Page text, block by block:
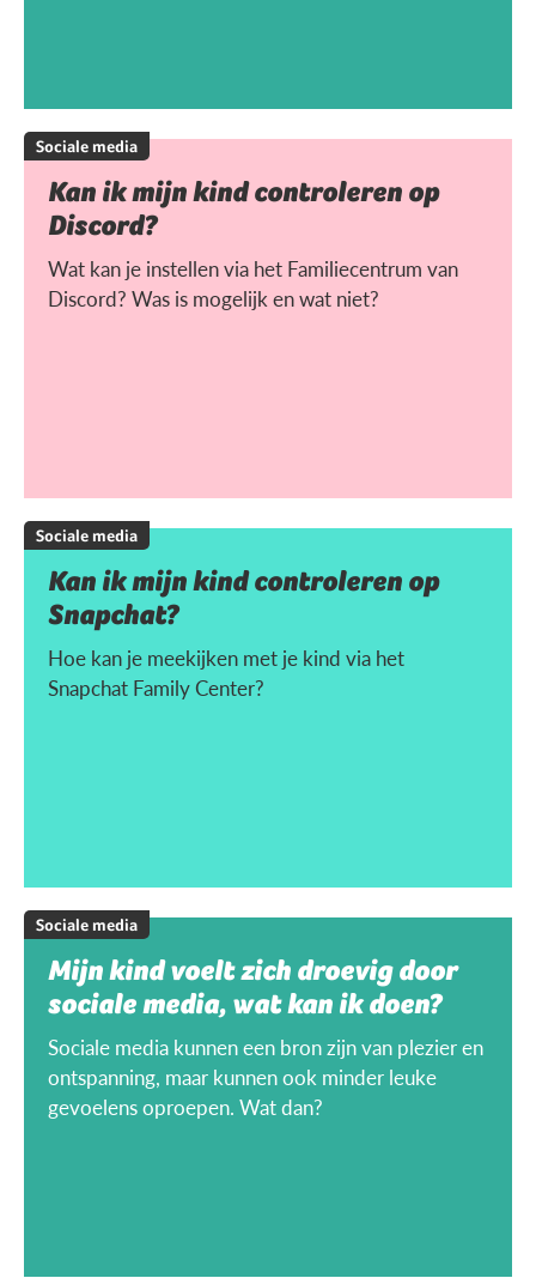
Sociale media
Kan ik mijn kind controleren op
Discord?
Wat kan je instellen via het Familiecentrum van
Discord? Was is mogelijk en wat niet?
Sociale media
Kan ik mijn kind controleren op
Snapchat?
Hoe kan je meekijken met je kind via het
Snapchat Family Center?
Sociale media
Mijn kind voelt zich droevig door
sociale media, wat kan ik doen?
Sociale media kunnen een bron zijn van plezier en
ontspanning, maar kunnen ook minder leuke
gevoelens oproepen. Wat dan?